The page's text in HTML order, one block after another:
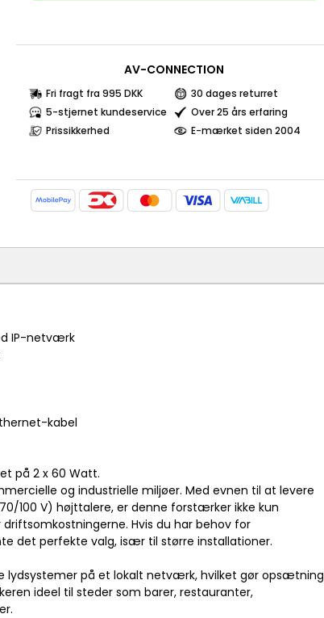
AV-CONNECTION
Fri fragt fra 995 DKK
30 dages returret
5-stjernet kundeservice
Over 25 års erfaring
Prissikkerhed
E-mærket siden 2004
IP-netværk
kabel
på 2 x 60 Watt.
og industrielle miljøer. Med evnen til at levere
100 V) højttalere, er denne forstærker ikke kun
Hvis du har behov for
det perfekte valg, især til større installationer.
på et lokalt netværk, hvilket gør opsætning
ideel til steder som barer, restauranter,